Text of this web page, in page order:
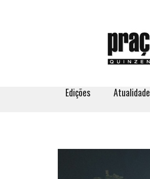
Edições Atualidade